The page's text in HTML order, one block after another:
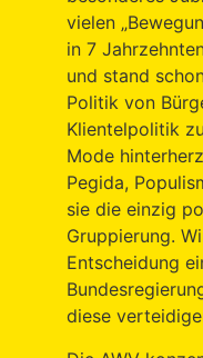
vielen
in 7
und stand
Politik von
Klientelpolitik
Mode
Pegida,
sie die einzig
Gruppierung.
Entscheidung
diese